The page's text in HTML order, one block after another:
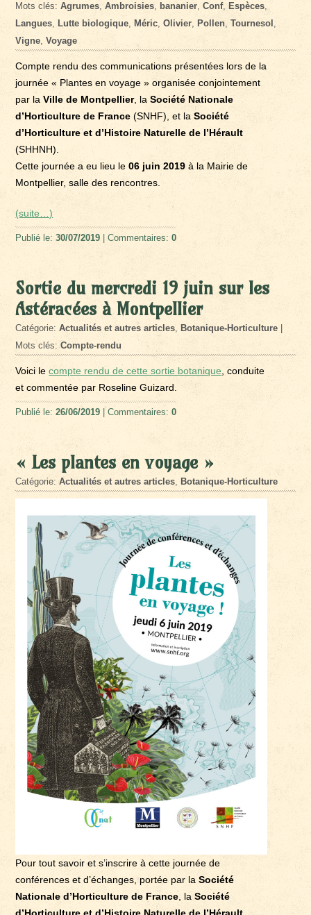
Mots clés:Agrumes,Ambroisies, bananier,Conf, Espèces,
Langues, Lutte biologique, Méric,Olivier, Pollen,Tournesol ,
Vigne,Voyage
Compte rendu des communications présentées lors de la
journée « Plantes en voyage » organisée conjointement
par laVille de Montpellier, laSociété Nationale
d’Horticulture de France(SNHF), et laSociété
d’Horticulture et d’Histoire Naturelle de l’Hérault
(SHHNH).
Cette journée a eu lieu le 06 juin 2019à la Mairie de
Montpellier, salle des rencontres.
(suite…)
Publié le:30/07/2019 | Commentaires:0
Sortie du mercredi 19 juin sur les
Astéracées à Montpellier
Catégorie:Actualités et autres articles, Botanique-Horticulture
Mots clés:Compte-rendu
Voici lecompte rendu de cette sortie botanique , conduite
et commentée par Roseline Guizard.
Publié le:26/06/2019 | Commentaires:0
« Les plantes en voyage »
Catégorie:Actualités et autres articles, Botanique-Horticulture
Pour tout savoir et s’inscrire à cette journée de
conférences et d’échanges, portée par laSociété
Nationale d’Horticulture de France, la Société